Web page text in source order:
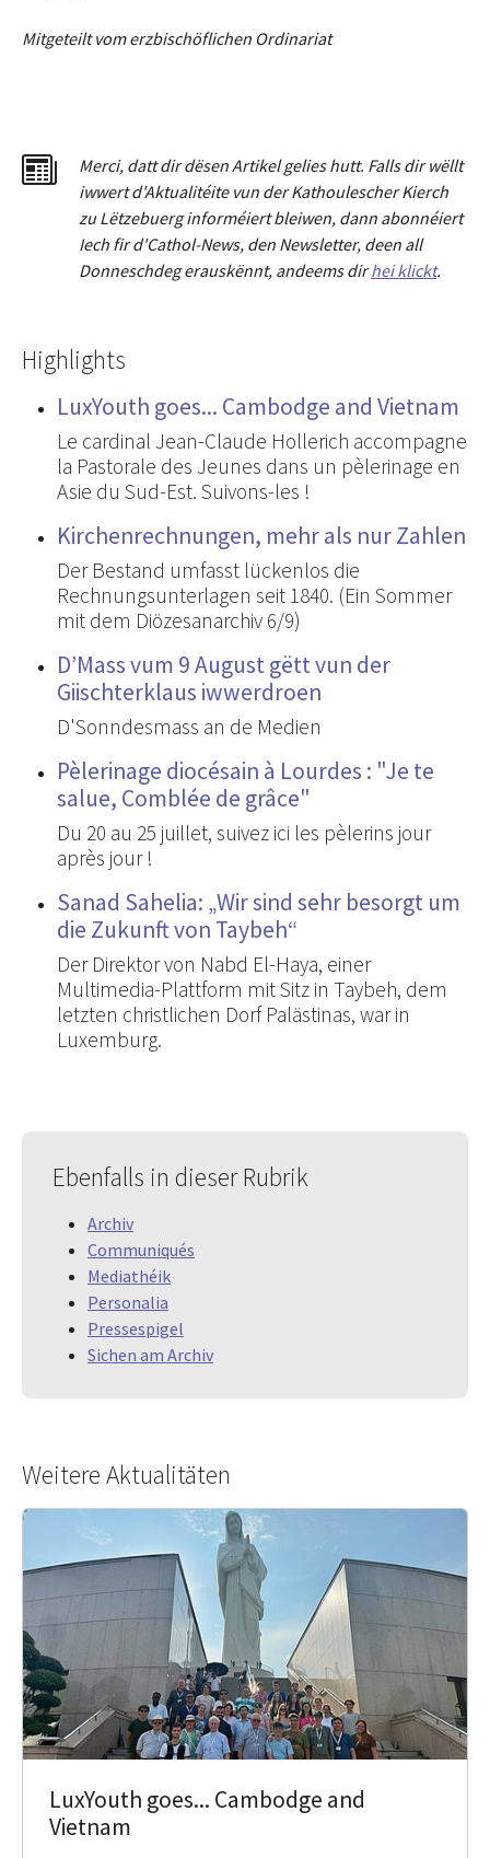
Mitgeteilt vom erzbischöflichen Ordinariat
Merci, dattdir dësen Artikel gelies hutt. Falls dir wëllt
iwwert d'Aktualitéite vun der Kathoulescher Kierch
zu Lëtzebuerg informéiert bleiwen, dann abonnéiert
Iech fir d'Cathol-News, den Newsletter, deen all
Donneschdeg erauskënnt, andeems dirhei klickt.
Highlights
LuxYouth goes... Cambodge and Vietnam
Le cardinal Jean-Claude Hollerich accompagne
la Pastorale des Jeunes dans un pèlerinage en
Asie du Sud-Est. Suivons-les !
Kirchenrechnungen, mehr als nur Zahlen
Der Bestand umfasst lückenlos die
Rechnungsunterlagen seit 1840. (Ein Sommer
mit dem Diözesanarchiv 6/9)
D’Mass vum 9 August gëtt vun der
Giischterklaus iwwerdroen
D'Sonndesmass an de Medien
Pèlerinage diocésain à Lourdes : "Je te
salue, Comblée de grâce"
Du 20 au 25 juillet, suivez ici les pèlerins jour
après jour !
Sanad Sahelia: „Wir sind sehr besorgt um
die Zukunft von Taybeh“
Der Direktor von Nabd El-Haya, einer
Multimedia-Plattform mit Sitz in Taybeh, dem
letzten christlichen Dorf Palästinas, war in
Luxemburg.
Ebenfalls in dieser Rubrik
Archiv
Communiqués
Mediathéik
Personalia
Pressespigel
Sichen am Archiv
Weitere Aktualitäten
LuxYouth goes... Cambodge and
Vietnam